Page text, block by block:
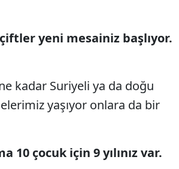
Tekirdağ
yeni mesainiz başlıyor.
kadar Suriyeli ya da doğu
yaşıyor onlara da bir
10 çocuk için 9 yılınız var.